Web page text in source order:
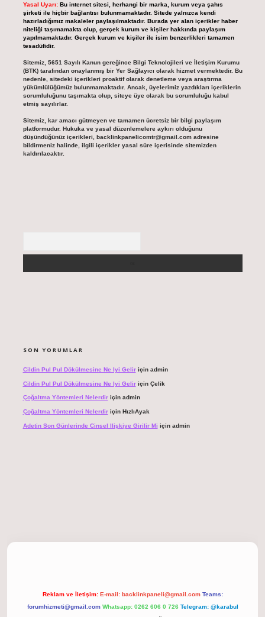
Yasal Uyarı: Bu internet sitesi, herhangi bir marka, kurum veya şahıs
şirketi ile hiçbir bağlantısı bulunmamaktadır. Sitede yalnızca kendi
hazırladığımız makaleler paylaşılmaktadır. Burada yer alan içerikler haber
niteliği taşımamakta olup, gerçek kurum ve kişiler hakkında paylaşım
yapılmamaktadır. Gerçek kurum ve kişiler ile isim benzerlikleri tamamen
tesadüfidir.
Sitemiz, 5651 Sayılı Kanun gereğince Bilgi Teknolojileri ve İletişim Kurumu
(BTK) tarafından onaylanmış bir Yer Sağlayıcı olarak hizmet vermektedir. Bu
nedenle, sitedeki içerikleri proaktif olarak denetleme veya araştırma
yükümlülüğümüz bulunmamaktadır. Ancak, üyelerimiz yazdıkları içeriklerin
sorumluluğunu taşımakta olup, siteye üye olarak bu sorumluluğu kabul
etmiş sayılırlar.
Sitemiz, kar amacı gütmeyen ve tamamen ücretsiz bir bilgi paylaşım
platformudur. Hukuka ve yasal düzenlemelere aykırı olduğunu
düşündüğünüz içerikleri, backlinkpanelicomtr@gmail.comadresine
bildirmeniz halinde, ilgili içerikler yasal süre içerisinde sitemizden
kaldırılacaktır.
SON YORUMLAR
Cildin Pul Pul Dökülmesine Ne Iyi Geliriçin admin
Cildin Pul Pul Dökülmesine Ne Iyi Geliriçin Çelik
Çoğaltma Yöntemleri Nelerdiriçin admin
Çoğaltma Yöntemleri Nelerdiriçin HızlıAyak
Adetin Son Günlerinde Cinsel Ilişkiye Girilir Mi için admin
Reklam ve İletişim: E-mail: backlinkpaneli@gmail.com Teams:
forumhizmeti@gmail.com Whatsapp: 0262 606 0 726 Telegram: @karabul